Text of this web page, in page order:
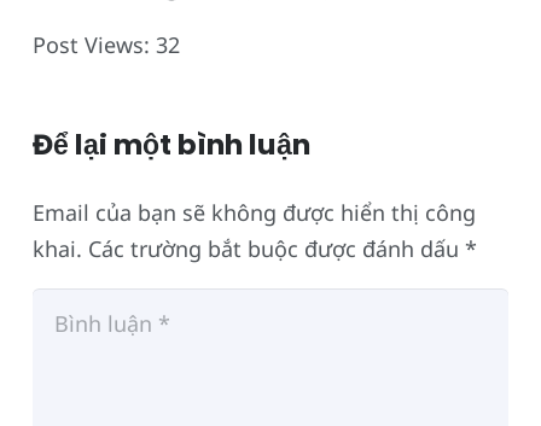
Post Views: 32
Để lại một bình luận
Email của bạn sẽ không được hiển thị công
khai. Các trường bắt buộc được đánh dấu *